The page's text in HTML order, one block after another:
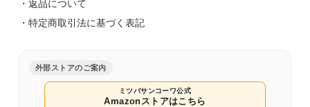
・返品について
・特定商取引法に基づく表記
外部ストアのご案内
ミツバサンコーワ公式
Amazonストアはこちら